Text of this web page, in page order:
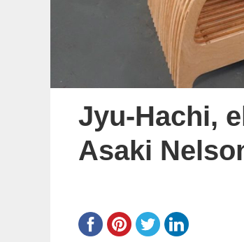
Jyu-Hachi,
Asaki